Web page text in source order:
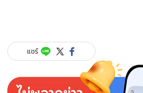
แชร์